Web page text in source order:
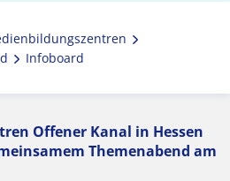
Infoboard
Offener Kanal in Hessen
Themenabend am